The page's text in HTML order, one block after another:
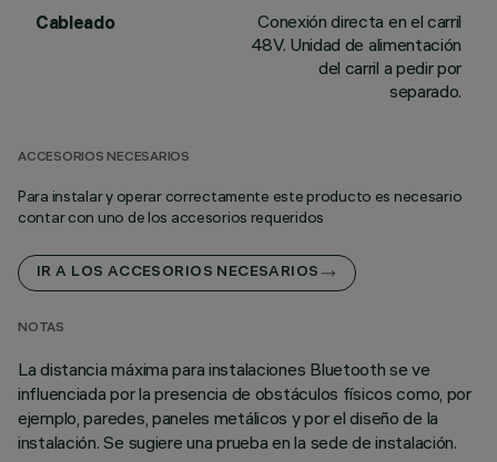
Cableado
Conexión directa en el carril
48V. Unidad de alimentación
del carril a pedir por
separado.
ACCESORIOS NECESARIOS
Para instalar y operar correctamente este producto es necesario
contar con uno de los accesorios requeridos
IR A LOS ACCESORIOS NECESARIOS
NOTAS
La distancia máxima para instalaciones Bluetooth se ve
influenciada por la presencia de obstáculos físicos como, por
ejemplo, paredes, paneles metálicos y por el diseño de la
instalación. Se sugiere una prueba en la sede de instalación.